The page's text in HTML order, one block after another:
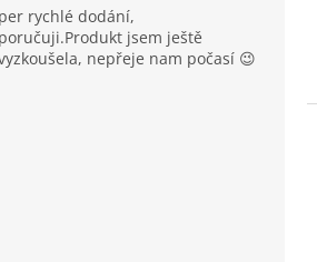
rychlé dodání,
jsem ještě
nepřeje nam počasí 😉